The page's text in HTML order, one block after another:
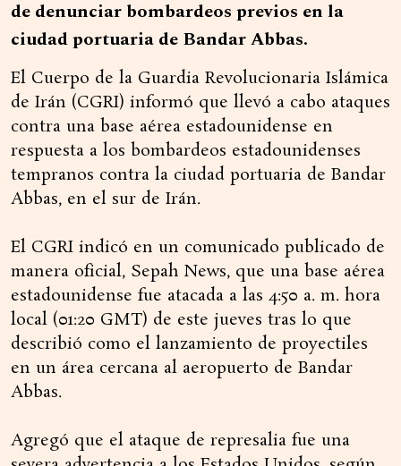
de denunciar bombardeos previos en la
ciudad portuaria de Bandar Abbas.
El Cuerpo de la Guardia Revolucionaria Islámica
de Irán (CGRI) informó que llevó a cabo ataques
contra una base aérea estadounidense en
respuesta a los bombardeos estadounidenses
tempranos contra la ciudad portuaria de Bandar
Abbas, en el sur de Irán.
El CGRI indicó en un comunicado publicado de
manera oficial, Sepah News, que una base aérea
estadounidense fue atacada a las 4:50 a. m. hora
local (01:20 GMT) de este jueves tras lo que
describió como el lanzamiento de proyectiles
en un área cercana al aeropuerto de Bandar
Abbas.
Agregó que el ataque de represalia fue una